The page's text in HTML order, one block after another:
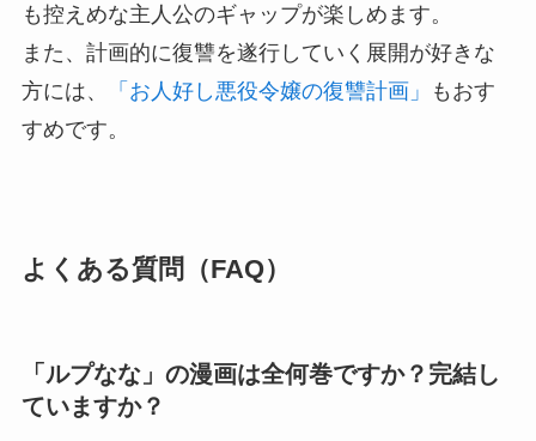
も控えめな主人公のギャップが楽しめます。
また、計画的に復讐を遂行していく展開が好きな
方には、
「お人好し悪役令嬢の復讐計画」
もおす
すめです。
よくある質問（FAQ）
「ルプなな」の漫画は全何巻ですか？完結し
ていますか？